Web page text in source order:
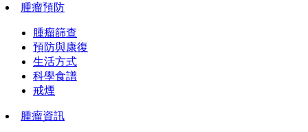
腫瘤預防
腫瘤篩查
預防與康復
生活方式
科學食譜
戒煙
腫瘤資訊